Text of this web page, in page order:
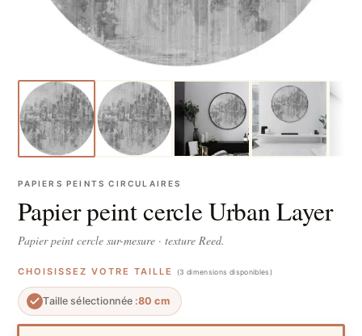
PAPIERS PEINTS CIRCULAIRES
Papier peint cercle Urban Layer
Papier peint cercle sur-mesure · texture Reed.
CHOISISSEZ VOTRE TAILLE (3 dimensions disponibles)
Taille sélectionnée :80 cm